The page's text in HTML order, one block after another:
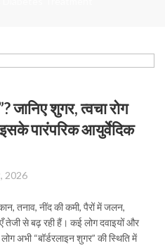
जानिए शुगर, त्वचा रोग
पारंपरिक आयुर्वेदिक
2026
तनाव, नींद की कमी, पैरों में जलन,
से बढ़ रही हैं। कई लोग दवाइयों और
अभी “बॉर्डरलाइन शुगर” की स्थिति में